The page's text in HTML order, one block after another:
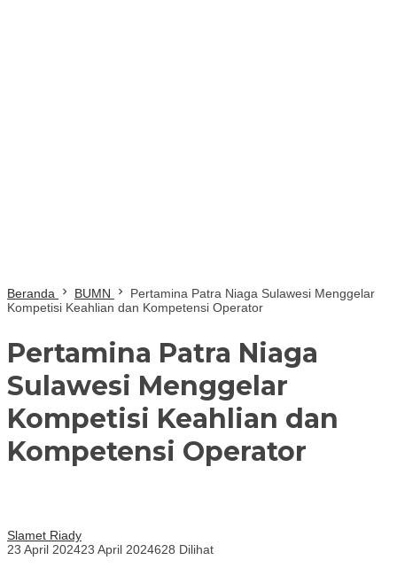
Beranda BUMN
Pertamina Patra Niaga Sulawesi Menggelar
Kompetisi Keahlian dan Kompetensi Operator
Pertamina Patra Niaga
Sulawesi Menggelar
Kompetisi Keahlian dan
Kompetensi Operator
Slamet Riady
23 April 202423 April 2024628 Dilihat